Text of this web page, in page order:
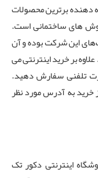
دهنده برترین محصولات
های ساختمانی است.
این شرکت بوده و آن
بر خرید اینترنتی می
تلفنی سفارش دهید.
به آدرس مورد نظر
اینترنتی دکور تک